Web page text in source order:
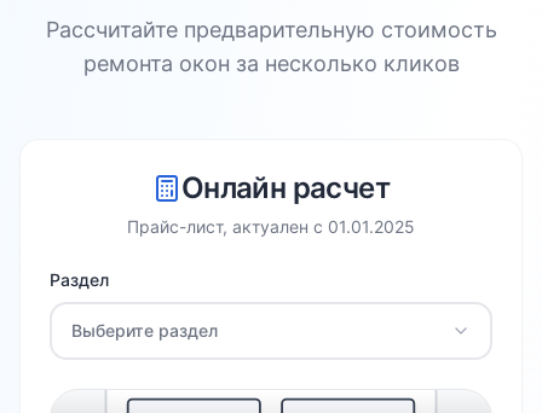
Рассчитайте предварительную стоимость
ремонта окон за несколько кликов
Онлайн расчет
Прайс-лист, актуален с 01.01.2025
Раздел
Выберите раздел